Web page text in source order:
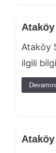
Ataköy
Ataköy
ilgili